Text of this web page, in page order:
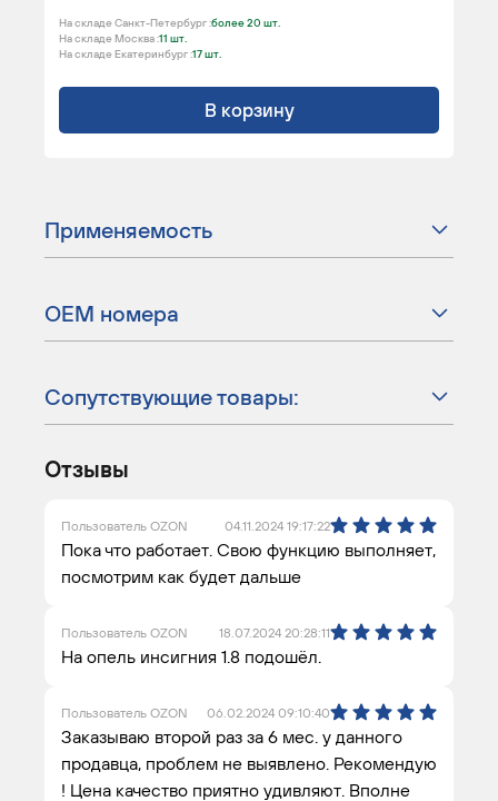
На складе Санкт-Петербург :более 20 шт.
На складе Москва :11 шт.
На складе Екатеринбург :17 шт.
В корзину
Применяемость
ОЕМ номера
Сопутствующие товары:
Отзывы
Пользователь OZON 04.11.2024 19:17:22
Пока что работает. Свою функцию выполняет,
посмотрим как будет дальше
Пользователь OZON 18.07.2024 20:28:11
На опель инсигния 1.8 подошёл.
Пользователь OZON 06.02.2024 09:10:40
Заказываю второй раз за 6 мес. у данного
продавца, проблем не выявлено. Рекомендую
! Цена качество приятно удивляют. Вполне